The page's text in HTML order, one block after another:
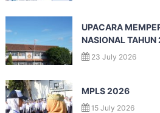
UPACARA
NASIONAL
23 July 2026
MPLS 2026
15 July 2026